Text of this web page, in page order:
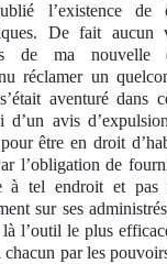
l’existence de
De fait aucun
de ma nouvelle
réclamer un
aventuré dans
d’un avis
être en droit
l’obligation de
à tel endroit et pas
sur ses
là l’outil le plus
par les